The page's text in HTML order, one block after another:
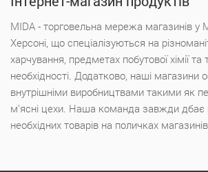
MIDA - торговельна мережа магазинів у
Херсоні, що спеціалізуються на
харчування, предметах побутової хімії
необхідності. Додатково, наші магазини
внутрішніми виробництвами такими як
м'ясні цехи. Наша команда завжди дбає
необхідних товарів на поличках